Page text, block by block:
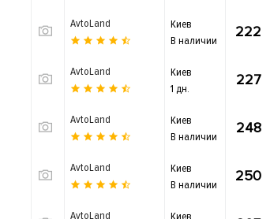
AvtoLand
Киев
В наличии
222
AvtoLand
Киев
1 дн.
227
AvtoLand
Киев
В наличии
248
AvtoLand
Киев
В наличии
250
AvtoLand
Киев